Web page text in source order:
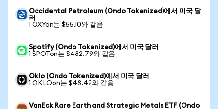
Occidental Petroleum (Ondo Tokenized)에서 미국 달
러
1 OXYon는 $55.10와 같음
Spotify (Ondo Tokenized)에서 미국 달러
1 SPOTon는 $482.79와 같음
Oklo (Ondo Tokenized)에서 미국 달러
1 OKLOon는 $48.42와 같음
VanEck Rare Earth and Strategic Metals ETF (Ondo